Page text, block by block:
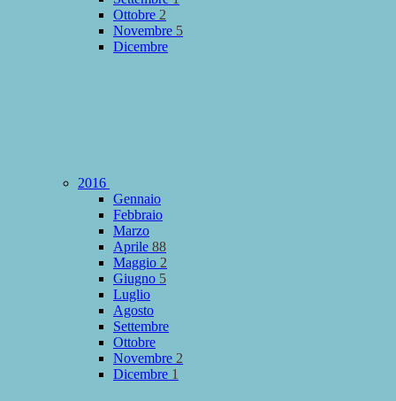
Ottobre 2
Novembre 5
Dicembre
2016
Gennaio
Febbraio
Marzo
Aprile 88
Maggio 2
Giugno 5
Luglio
Agosto
Settembre
Ottobre
Novembre 2
Dicembre 1